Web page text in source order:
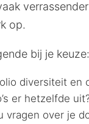
op.
bij je keuze:
diversiteit en
er hetzelfde
vragen over je